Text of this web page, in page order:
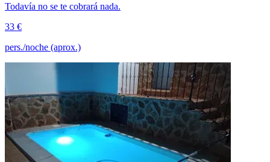
Todavía no se te cobrará nada.
33 €
pers./noche (aprox.)